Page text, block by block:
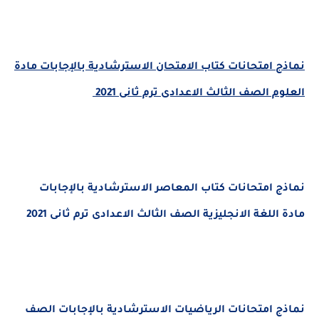
نماذج امتحانات كتاب الامتحان الاسترشادية بالإجابات مادة
العلوم الصف الثالث الاعدادى ترم ثانى 2021
نماذج امتحانات كتاب المعاصر الاسترشادية بالإجابات
مادة اللغة الانجليزية الصف الثالث الاعدادى ترم ثانى 2021
نماذج امتحانات الرياضيات الاسترشادية بالإجابات الصف